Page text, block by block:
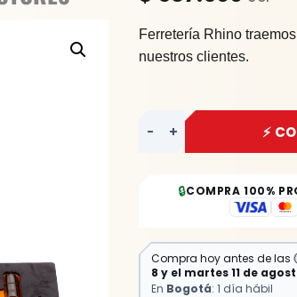
Ferretería Rhino
nuestros clientes.
ASIENTOS
DE
INYECTORES
- + ⚡
🔒COMPRA 100%
Compra hoy antes de las
8 y el martes 11 de
En Bogotá: 1 día hábil